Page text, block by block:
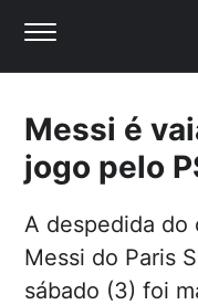
Messi é
jogo pelo
A despedida do
Messi do Paris
sábado (3) foi